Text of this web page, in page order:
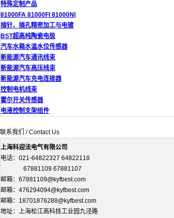
特殊定制产品
81000FA 81000FI 81000NI
插针、插孔精密加工与电镀
BST超高纯陶瓷电极
汽车水箱水温水位传感器
新能源汽车通讯线束
新能源汽车高压线束
新能源汽车充电连接器
控制电机线束
霍尔开关传感器
电液控制支架组件
联系我们 / Contact Us
上海科迎法电气有限公司
电话：021-64822327 64822118
67881109 67881107
邮箱：67881109@kyfbest.com
邮箱：476294094@kyfbest.com
邮箱：18701876288@kyfbest.com
地址：上海松江高科技工业园九泾路